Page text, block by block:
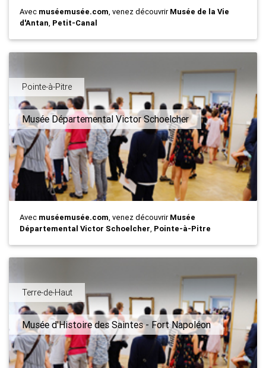
Avec muséemusée.com, venez découvrirMusée de la Vie
d'Antan, Petit-Canal
Pointe-à-Pitre
Musée Départemental Victor Schoelcher
Avec muséemusée.com, venez découvrirMusée
Départemental Victor Schoelcher, Pointe-à-Pitre
Terre-de-Haut
Musée d'Histoire des Saintes - Fort Napoléon